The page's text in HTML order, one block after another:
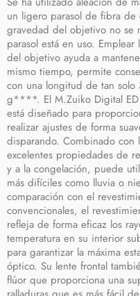
un ligero parasol de fibra
gravedad del objetivo no se
parasol está en uso.
del objetivo ayuda a
mismo tiempo, permite
con una longitud de tan
g****. El M.Zuiko Digital ED
está diseñado para
realizar ajustes de forma
disparando. Combinado con
excelentes propiedades de
y a la congelación, puede
más difíciles como lluvia o
comparación con el
convencionales, el
refleja de forma eficaz los
temperatura en su interior
para garantizar la máxima
óptico. Su lente frontal
flúor que proporciona una